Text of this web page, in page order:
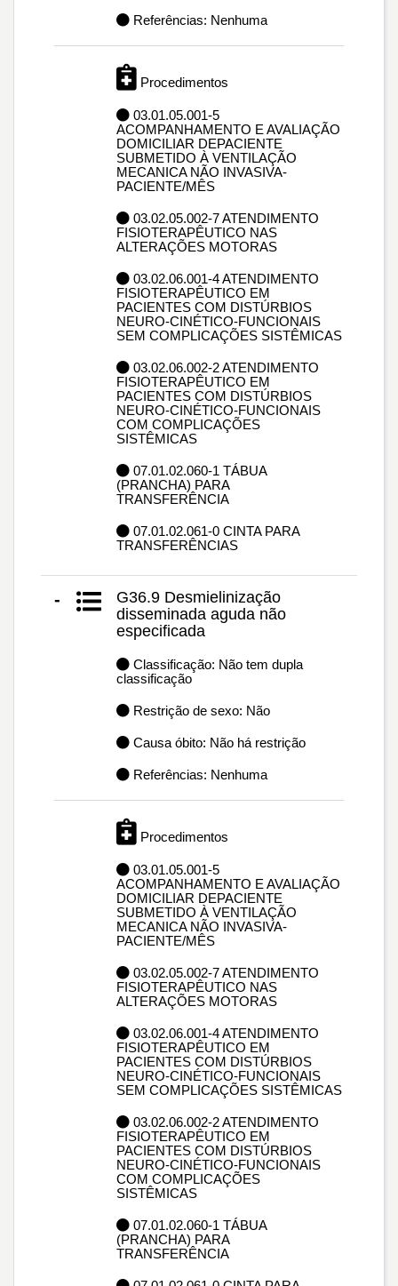
Referências: Nenhuma
Procedimentos
03.01.05.001-5
ACOMPANHAMENTO E AVALIAÇÃO
DOMICILIAR DEPACIENTE
SUBMETIDO À VENTILAÇÃO
MECANICA NÃO INVASIVA-
PACIENTE/MÊS
03.02.05.002-7 ATENDIMENTO
FISIOTERAPÊUTICO NAS
ALTERAÇÕES MOTORAS
03.02.06.001-4 ATENDIMENTO
FISIOTERAPÊUTICO EM
PACIENTES COM DISTÚRBIOS
NEURO-CINÉTICO-FUNCIONAIS
SEM COMPLICAÇÕES SISTÊMICAS
03.02.06.002-2 ATENDIMENTO
FISIOTERAPÊUTICO EM
PACIENTES COM DISTÚRBIOS
NEURO-CINÉTICO-FUNCIONAIS
COM COMPLICAÇÕES
SISTÊMICAS
07.01.02.060-1 TÁBUA
(PRANCHA) PARA
TRANSFERÊNCIA
07.01.02.061-0 CINTA PARA
TRANSFERÊNCIAS
-
G36.9 Desmielinização
disseminada aguda não
especificada
Classificação: Não tem dupla
classificação
Restrição de sexo: Não
Causa óbito: Não há restrição
Referências: Nenhuma
Procedimentos
03.01.05.001-5
ACOMPANHAMENTO E AVALIAÇÃO
DOMICILIAR DEPACIENTE
SUBMETIDO À VENTILAÇÃO
MECANICA NÃO INVASIVA-
PACIENTE/MÊS
03.02.05.002-7 ATENDIMENTO
FISIOTERAPÊUTICO NAS
ALTERAÇÕES MOTORAS
03.02.06.001-4 ATENDIMENTO
FISIOTERAPÊUTICO EM
PACIENTES COM DISTÚRBIOS
NEURO-CINÉTICO-FUNCIONAIS
SEM COMPLICAÇÕES SISTÊMICAS
03.02.06.002-2 ATENDIMENTO
FISIOTERAPÊUTICO EM
PACIENTES COM DISTÚRBIOS
NEURO-CINÉTICO-FUNCIONAIS
COM COMPLICAÇÕES
SISTÊMICAS
07.01.02.060-1 TÁBUA
(PRANCHA) PARA
TRANSFERÊNCIA